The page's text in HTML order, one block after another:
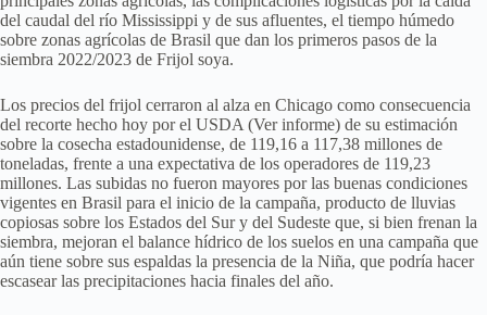
del caudal del río Mississippi y de sus afluentes, el tiempo húmedo
sobre zonas agrícolas de Brasil que dan los primeros pasos de la
siembra 2022/2023 de Frijol soya.
Los precios del frijol cerraron al alza en Chicago como consecuencia
del recorte hecho hoy por el USDA (Ver informe) de su estimación
sobre la cosecha estadounidense, de 119,16 a 117,38 millones de
toneladas, frente a una expectativa de los operadores de 119,23
millones. Las subidas no fueron mayores por las buenas condiciones
vigentes en Brasil para el inicio de la campaña, producto de lluvias
copiosas sobre los Estados del Sur y del Sudeste que, si bien frenan la
siembra, mejoran el balance hídrico de los suelos en una campaña que
aún tiene sobre sus espaldas la presencia de la Niña, que podría hacer
escasear las precipitaciones hacia finales del año.